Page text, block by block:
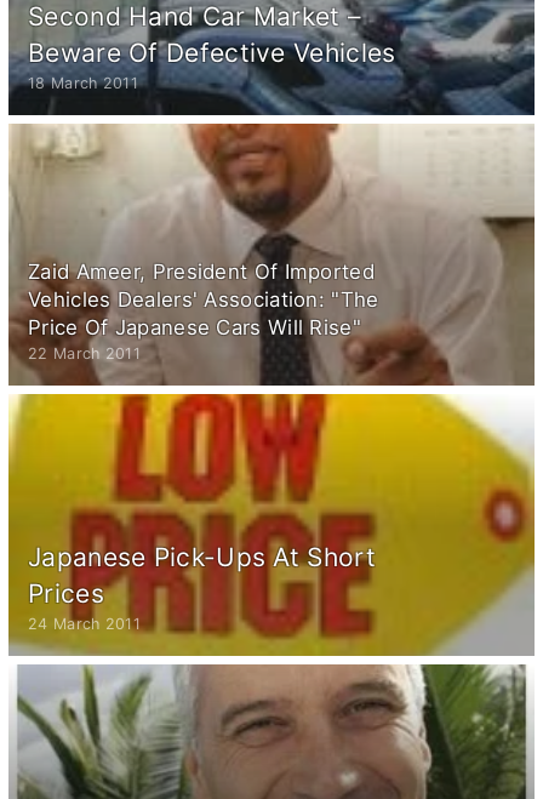
Second Hand Car Market –
Beware Of Defective Vehicles
18 March 2011
Zaid Ameer, President Of Imported
Vehicles Dealers' Association: "The
Price Of Japanese Cars Will Rise"
22 March 2011
Japanese Pick-Ups At Short
Prices
24 March 2011